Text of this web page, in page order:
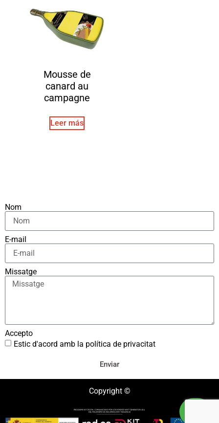
Mousse de
canard au
campagne
Leer más
Nom
E-mail
Missatge
Accepto
Estic d'acord amb la política de privacitat
Enviar
Copyright ©